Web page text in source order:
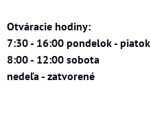
Otváracie hodiny:
7:30 - 16:00 pondelok - piatok
8:00 - 12:00 sobota
nedeľa - zatvorené